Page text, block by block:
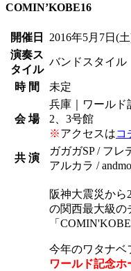
COMIN’KOBE16
開催日 2016年5月7日 (
演奏ス
タイル
バンドスタイル
時 間 未定
会 場
兵庫｜ワールド
2、3号館
※アクセスはコ
共 演
ガガガSP / フ
アルカラ /
阪神大震災か
の関西最大級の
「
今年のワタナベ
ワールド記念ホ